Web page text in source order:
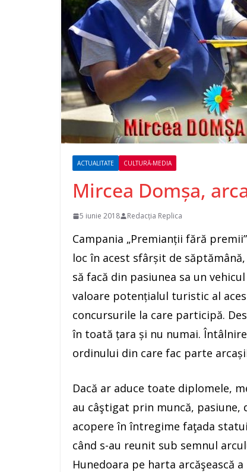
ACTUALITATE CULTURĂ-MEDIA
Mircea Domșa,
5 iunie 2018 Redacția Replica
Campania „Premianții fără
loc în acest sfârșit de
să facă din pasiunea sa un
valoare potențialul turistic al
concursurile la care participă.
în toată țara și nu numai.
ordinului din care fac parte
Dacă ar aduce toate diplomele,
au câştigat prin muncă, pasiune,
acopere în întregime faţada
când s-au reunit sub semnul
Hunedoara pe harta arcăşească